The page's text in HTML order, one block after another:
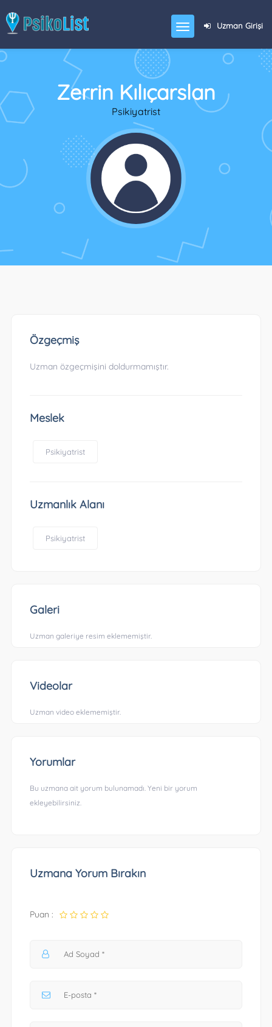
Uzman Girişi
Zerrin Kılıçarslan
Psikiyatrist
Özgeçmiş
Uzman özgeçmişini doldurmamıştır.
Meslek
Psikiyatrist
Uzmanlık Alanı
Psikiyatrist
Galeri
Uzman galeriye resim eklememiştir.
Videolar
Uzman video eklememiştir.
Yorumlar
Bu uzmana ait yorum bulunamadı. Yeni bir yorum
ekleyebilirsiniz.
Uzmana Yorum Bırakın
Puan :